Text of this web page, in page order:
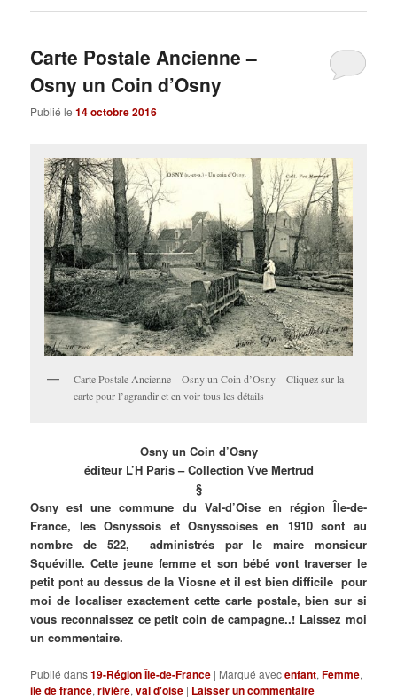
Carte Postale Ancienne –
Osny un Coin d’Osny
Publié le14 octobre 2016
Carte Postale Ancienne – Osny un Coin d’Osny – Cliquez sur la
carte pour l’agrandir et en voir tous les détails
Osny un Coin d’Osny
éditeur L’H Paris – Collection Vve Mertrud
§
Osny est une commune du Val-d’Oise en région Île-de-
France, les Osnyssois et Osnyssoises en 1910 sont au
nombre de 522, administrés par le maire monsieur
Squéville. Cette jeune femme et son bébé vont traverser le
petit pont au dessus de la Viosne et il est bien difficile pour
moi de localiser exactement cette carte postale, bien sur si
vous reconnaissez ce petit coin de campagne..! Laissez moi
un commentaire.
Publié dans19-Région Île-de-France | Marqué avecenfant,Femme,
ile de france,rivière,val d'oise | Laisser un commentaire